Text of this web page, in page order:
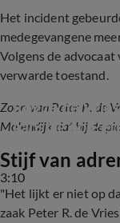
Het incident
medegevangene
Volgens de advocaat
verwarde toestand.
Zoon van Peter R. de
Molendijk dat hij de
3:10
Royce de
aanslag op
Stijf van
"Het lijkt er niet op
zaak Peter R. de